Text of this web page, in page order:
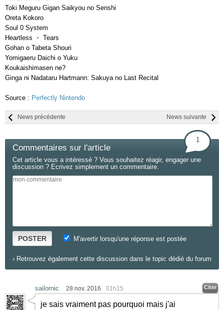
Toki Meguru Gigan Saikyou no Senshi
Oreta Kokoro
Soul 0 System
Heartless ・ Tears
Gohan o Tabeta Shouri
Yomigaeru Daichi o Yuku
Koukaishimasen ne?
Ginga ni Nadataru Hartmann: Sakuya no Last Recital
Source : Perfectly Nintendo
News suivante
News précédente
Commentaires sur l'article
1
Cet article vous a intéressé ? Vous souhaitez réagir, engager une
discussion ? Ecrivez simplement un commentaire.
POSTER M'avertir lorsqu'une réponse est postée
› Retrouvez également cette discussion dans le topic dédié du forum
sailornic 28 nov. 2016 01h15 Citer
je sais vraiment pas pourquoi mais j'ai